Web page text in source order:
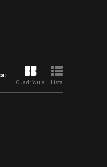
Cuadrícula Lista